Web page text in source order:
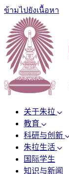
ข้ามไปยังเนื้อหา
关于朱拉
教育
科研与创新
朱拉生活
国际学生
知识与新闻